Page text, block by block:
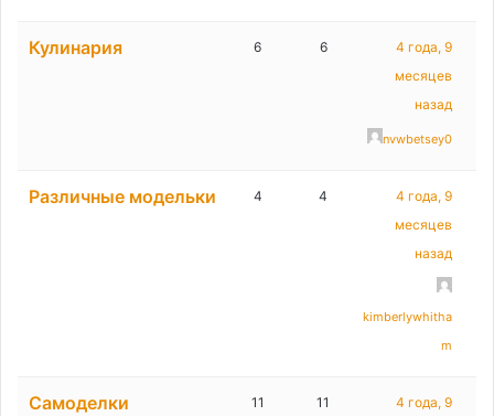
Кулинария 6 6
4 года, 9
месяцев
назад
nvwbetsey0
Различные модельки 4 4
4 года, 9
месяцев
назад
kimberlywhitha
m
Самоделки 11 11
4 года, 9